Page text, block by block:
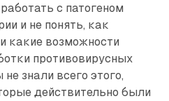
с патогеном
и не понять, как
какие возможности
противовирусных
знали всего этого,
действительно были